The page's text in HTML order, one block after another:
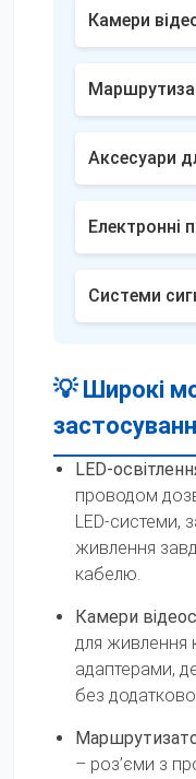
Камери
Аксесуари
Електронні
Системи
💡 Широкі
LED-
проводом
LED-системи,
живлення
кабелю.
Камери
для живлення
адаптерами,
без
– роз’єми з